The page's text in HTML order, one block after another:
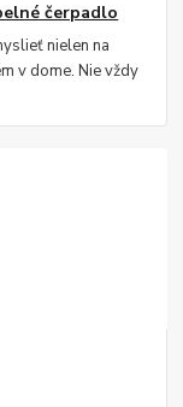
čerpadlo
nielen na
v dome. Nie vždy